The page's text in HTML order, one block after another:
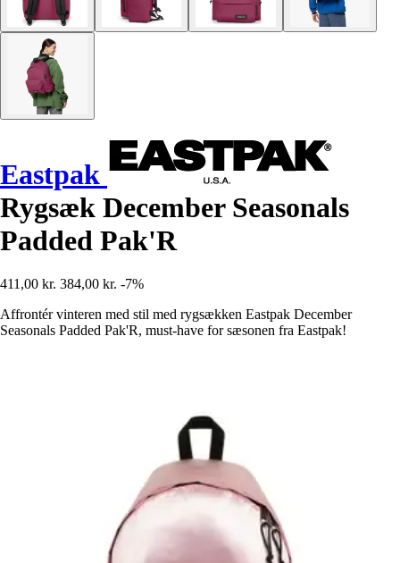
Eastpak
Rygsæk December Seasonals
Padded Pak'R
411,00 kr. 384,00 kr. -7%
Affrontér vinteren med stil med rygsækken Eastpak December
Seasonals Padded Pak'R, must-have for sæsonen fra Eastpak!